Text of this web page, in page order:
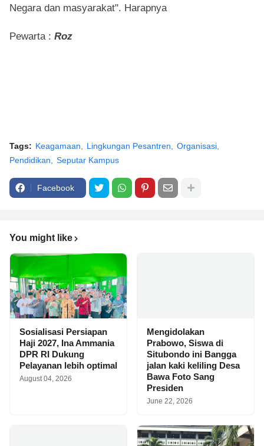
Negara dan masyarakat". Harapnya
Pewarta : Roz
Tags: Keagamaan Lingkungan Pesantren
Organisasi
Pendidikan
Seputar Kampus
Facebook
You might like
Sosialisasi Persiapan
Haji 2027, Ina Ammania
DPR RI Dukung
Pelayanan lebih optimal
August 04, 2026
Mengidolakan
Prabowo, Siswa di
Situbondo ini Bangga
jalan kaki keliling Desa
Bawa Foto Sang
Presiden
June 22, 2026